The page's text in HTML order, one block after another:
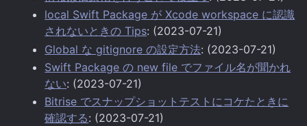
local Swift Package が Xcode workspace に認識
されないときの Tips: (2023-07-21)
Global な gitignore の設定方法: (2023-07-21)
Swift Package の new file でファイル名が聞かれ
ない: (2023-07-21)
Bitrise でスナップショットテストにコケたときに
確認する: (2023-07-21)